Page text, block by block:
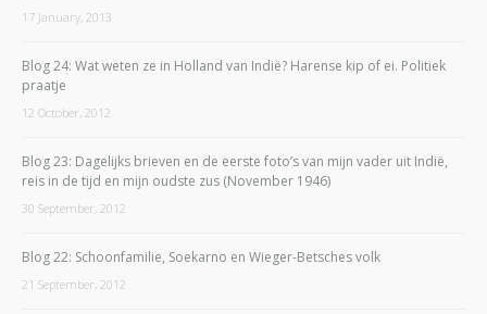
17 January, 2013
Blog 24: Wat weten ze in Holland van Indië? Harense kip of ei. Politiek
praatje
12 October, 2012
Blog 23: Dagelijks brieven en de eerste foto’s van mijn vader uit Indië,
reis in de tijd en mijn oudste zus (November 1946)
30 September, 2012
Blog 22: Schoonfamilie, Soekarno en Wieger-Betsches volk
21 September, 2012